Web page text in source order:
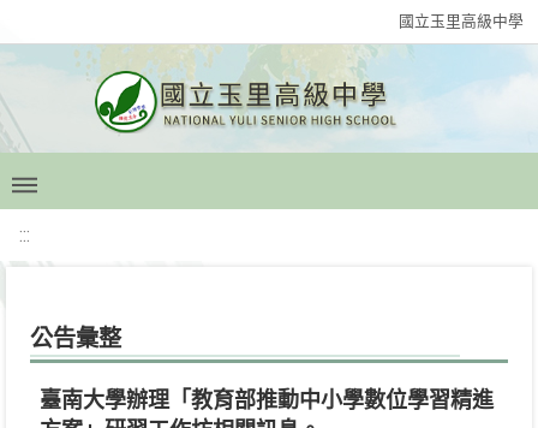
國立玉里高級中學
:::
公告彙整
臺南大學辦理「教育部推動中小學數位學習精進